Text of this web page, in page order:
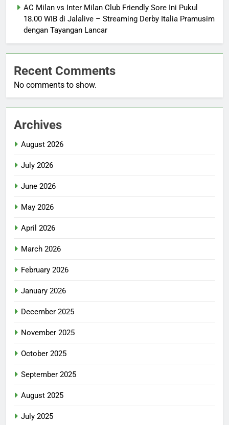
AC Milan vs Inter Milan Club Friendly Sore Ini Pukul
18.00 WIB di Jalalive – Streaming Derby Italia Pramusim
dengan Tayangan Lancar
Recent Comments
No comments to show.
Archives
August 2026
July 2026
June 2026
May 2026
April 2026
March 2026
February 2026
January 2026
December 2025
November 2025
October 2025
September 2025
August 2025
July 2025